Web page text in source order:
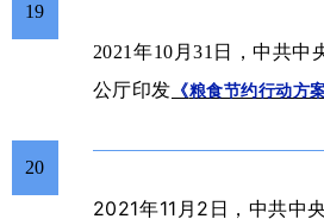
19
2021年10月31日，中共中
公厅印发 《粮食节约行动方
20
2021年11月2日 ， 中共中